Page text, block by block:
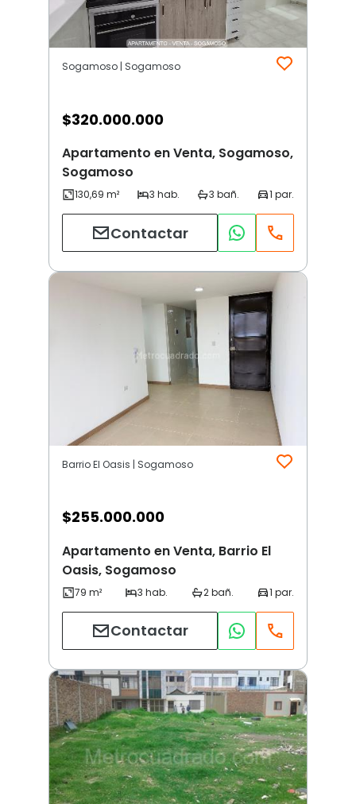
Sogamoso | Sogamoso
$320.000.000
Apartamento en Venta, Sogamoso,
Sogamoso
Contactar
Barrio El Oasis | Sogamoso
$255.000.000
Apartamento en Venta, Barrio El
Oasis, Sogamoso
Contactar